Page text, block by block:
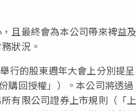
且最終會為本公司帶來裨益及
狀況。
行的股東週年大會上分別提呈
購回授權」）。本公司將透過
有限公司證券上市規則（「上